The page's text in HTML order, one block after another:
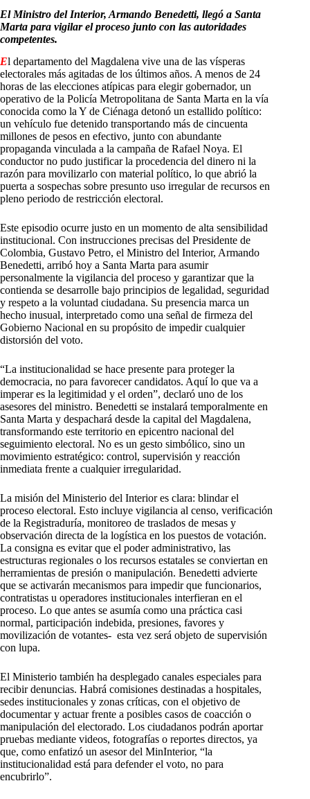
El Ministro del Interior, Armando Benedetti, llegó a Santa
Marta para vigilar el proceso junto con las autoridades
competentes.
El departamento del Magdalena vive una de las vísperas
electorales más agitadas de los últimos años. A menos de 24
horas de las elecciones atípicas para elegir gobernador, un
operativo de la Policía Metropolitana de Santa Marta en la vía
conocida como la Y de Ciénaga detonó un estallido político:
un vehículo fue detenido transportando más de cincuenta
millones de pesos en efectivo, junto con abundante
propaganda vinculada a la campaña de Rafael Noya. El
conductor no pudo justificar la procedencia del dinero ni la
razón para movilizarlo con material político, lo que abrió la
puerta a sospechas sobre presunto uso irregular de recursos en
pleno periodo de restricción electoral.
Este episodio ocurre justo en un momento de alta sensibilidad
institucional. Con instrucciones precisas del Presidente de
Colombia, Gustavo Petro, el Ministro del Interior, Armando
Benedetti, arribó hoy a Santa Marta para asumir
personalmente la vigilancia del proceso y garantizar que la
contienda se desarrolle bajo principios de legalidad, seguridad
y respeto a la voluntad ciudadana. Su presencia marca un
hecho inusual, interpretado como una señal de firmeza del
Gobierno Nacional en su propósito de impedir cualquier
distorsión del voto.
“La institucionalidad se hace presente para proteger la
democracia, no para favorecer candidatos. Aquí lo que va a
imperar es la legitimidad y el orden”, declaró uno de los
asesores del ministro. Benedetti se instalará temporalmente en
Santa Marta y despachará desde la capital del Magdalena,
transformando este territorio en epicentro nacional del
seguimiento electoral. No es un gesto simbólico, sino un
movimiento estratégico: control, supervisión y reacción
inmediata frente a cualquier irregularidad.
La misión del Ministerio del Interior es clara: blindar el
proceso electoral. Esto incluye vigilancia al censo, verificación
de la Registraduría, monitoreo de traslados de mesas y
observación directa de la logística en los puestos de votación.
La consigna es evitar que el poder administrativo, las
estructuras regionales o los recursos estatales se conviertan en
herramientas de presión o manipulación. Benedetti advierte
que se activarán mecanismos para impedir que funcionarios,
contratistas u operadores institucionales interfieran en el
proceso. Lo que antes se asumía como una práctica casi
normal, participación indebida, presiones, favores y
movilización de votantes- esta vez será objeto de supervisión
con lupa.
El Ministerio también ha desplegado canales especiales para
recibir denuncias. Habrá comisiones destinadas a hospitales,
sedes institucionales y zonas críticas, con el objetivo de
documentar y actuar frente a posibles casos de coacción o
manipulación del electorado. Los ciudadanos podrán aportar
pruebas mediante videos, fotografías o reportes directos, ya
que, como enfatizó un asesor del MinInterior, “la
institucionalidad está para defender el voto, no para
encubrirlo”.